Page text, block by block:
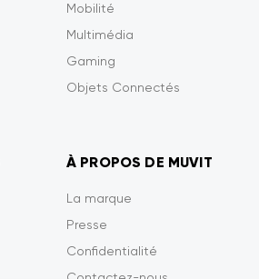
Mobilité
Multimédia
Gaming
Objets Connectés
À PROPOS DE MUVIT
La marque
Presse
Confidentialité